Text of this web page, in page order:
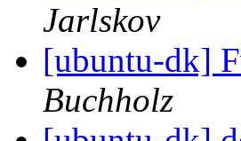
Jarlskov
[ubuntu-dk]
Buchholz